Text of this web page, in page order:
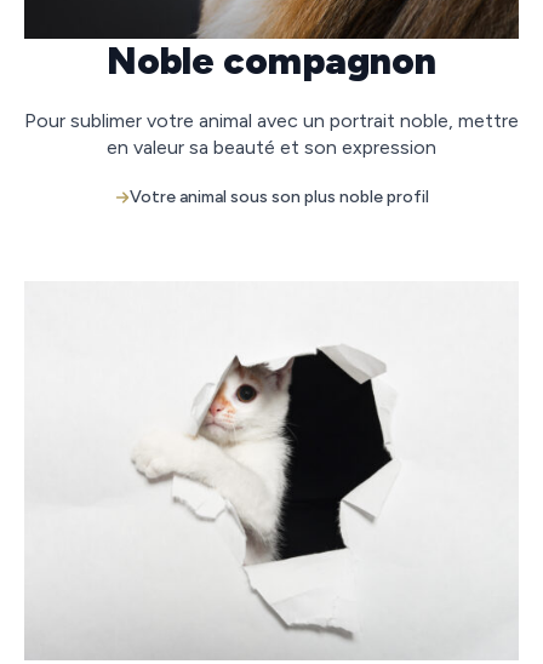
Noble compagnon
Pour sublimer votre animal avec un portrait noble, mettre
en valeur sa beauté et son expression
Votre animal sous son plus noble profil